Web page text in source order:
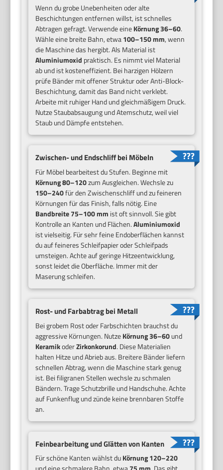
Wenn du grobe Unebenheiten oder alte
Beschichtungen entfernen willst, ist schnelles
Abtragen gefragt. Verwende eineKörnung 36–60.
Wähle eine breite Bahn, etwa100–150 mm, wenn
die Maschine das hergibt. Als Material ist
Aluminiumoxid praktisch. Es nimmt viel Material
ab und ist kosteneffizient. Bei harzigen Hölzern
prüfe Bänder mit offener Struktur oder Anti-Block-
Beschichtung, damit das Band nicht verklebt.
Arbeite mit ruhiger Hand und gleichmäßigem Druck.
Nutze Staubabsaugung und Atemschutz, weil viel
Staub und Dämpfe entstehen.
Zwischen- und Endschliff bei Möbeln
Für Möbel bearbeitest du Stufen. Beginne mit
Körnung 80–120zum Ausgleichen. Wechsle zu
150–240für den Zwischenschliff und zu feineren
Körnungen für das Finish, falls nötig. Eine
Bandbreite 75–100 mm ist oft sinnvoll. Sie gibt
Kontrolle an Kanten und Flächen.Aluminiumoxid
ist vielseitig. Für sehr feine Endoberflächen kannst
du auf feineres Schleifpapier oder Schleifpads
umsteigen. Achte auf geringe Hitzeentwicklung,
sonst leidet die Oberfläche. Immer mit der
Maserung schleifen.
Rost- und Farbabtrag bei Metall
Bei grobem Rost oder Farbschichten brauchst du
aggressive Körnungen. NutzeKörnung 36–60und
KeramikoderZirkonkorund. Diese Materialien
halten Hitze und Abrieb aus. Breitere Bänder liefern
schnellen Abtrag, wenn die Maschine stark genug
ist. Bei filigranen Stellen wechsle zu schmalen
Bändern. Trage Schutzbrille und Handschuhe. Achte
auf Funkenflug und zünde keine brennbaren Stoffe
an.
Feinbearbeitung und Glätten von Kanten
Für schöne Kanten wählst duKörnung 120–220